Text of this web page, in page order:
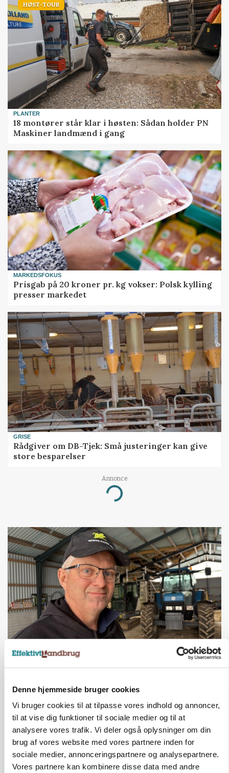
Denne hjemmeside bruger cookies
Vi bruger cookies til at tilpasse vores indhold og annoncer,
til at vise dig funktioner til sociale medier og til at
analysere vores trafik. Vi deler også oplysninger om din
brug af vores website med vores partnere inden for
sociale medier, annonceringspartnere og analysepartnere.
Vores partnere kan kombinere disse data med andre
HØST-TOUR
PLANTER
18 montører står klar i høsten: Sådan holder PN
Maskiner landmænd i gang
MARKEDSFOKUS
Prisgab på 20 kroner pr. kg vokser: Polsk kylling
presser markedet
GRISE
Rådgiver om DB-Tjek: Små justeringer kan give
store besparelser
Annonce
Loading...
POLITIK
»Nu stopper I«: Landbrugsdebattør og
protestgruppe vil demonstrere mod ny
Annonce